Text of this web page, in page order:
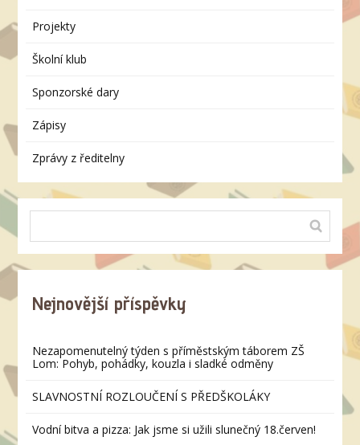
Projekty
Školní klub
Sponzorské dary
Zápisy
Zprávy z ředitelny
Nejnovější příspěvky
Nezapomenutelný týden s příměstským táborem ZŠ
Lom: Pohyb, pohádky, kouzla i sladké odměny
SLAVNOSTNÍ ROZLOUČENÍ S PŘEDŠKOLÁKY
Vodní bitva a pizza: Jak jsme si užili slunečný 18.červen!